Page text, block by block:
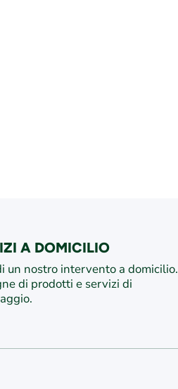
A DOMICILIO
un nostro intervento a domicilio.
di prodotti e servizi di